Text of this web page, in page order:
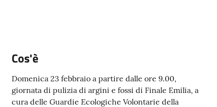
m
e
t
e
o
Cos'è
Domenica 23 febbraio a partire dalle ore 9.00,
giornata di pulizia di argini e fossi di Finale Emilia, a
cura delle Guardie Ecologiche Volontarie della